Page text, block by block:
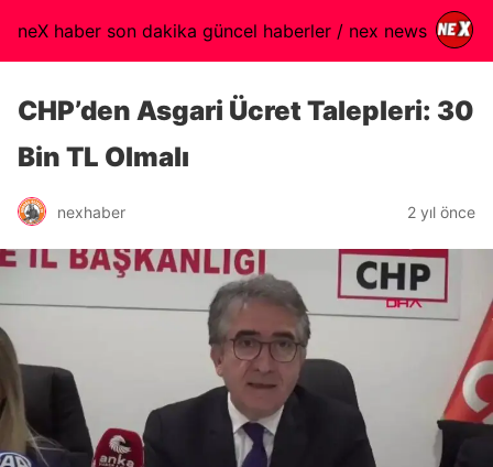
neX haber son dakika güncel haberler / nex news
CHP’den Asgari Ücret Talepleri: 30
Bin TL Olmalı
nexhaber 2 yıl önce